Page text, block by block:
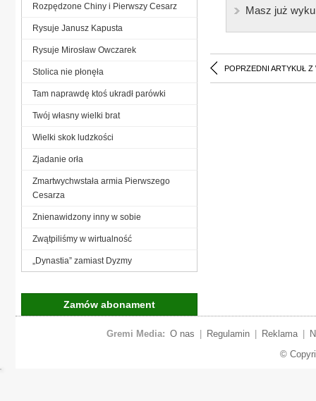
Masz już
POPRZEDNI ARTYKUŁ Z
Rozpędzone Chiny i Pierwszy Cesarz
Rysuje Janusz Kapusta
Rysuje Mirosław Owczarek
Stolica nie płonęła
Tam naprawdę ktoś ukradł parówki
Twój własny wielki brat
Wielki skok ludzkości
Zjadanie orła
Zmartwychwstała armia Pierwszego
Cesarza
Znienawidzony inny w sobie
Zwątpiliśmy w wirtualność
„Dynastia” zamiast Dyzmy
Zamów abonament
Gremi Media: O nas Regulamin Reklama
©